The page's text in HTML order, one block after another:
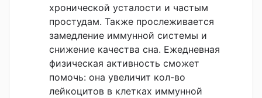
хронической усталости и частым
простудам. Также прослеживается
замедление иммунной системы и
снижение качества сна. Ежедневная
физическая активность сможет
помочь: она увеличит кол-во
лейкоцитов в клетках иммунной